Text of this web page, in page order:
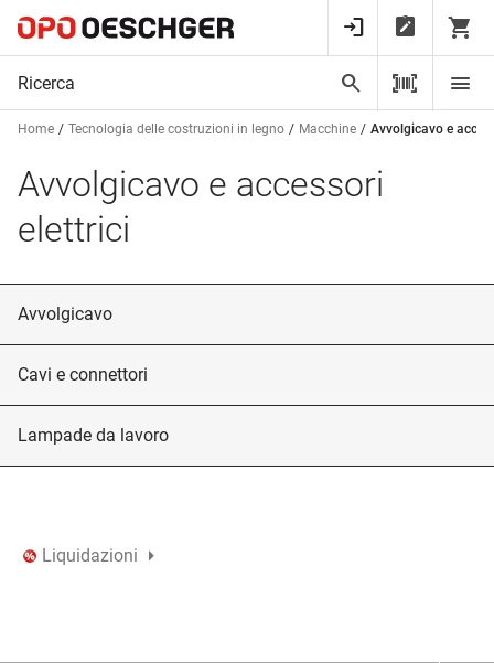
Home Tecnologia delle costruzioni in legno Macchine Avvolgicavo e
Avvolgicavo e accessori
elettrici
Avvolgicavo
Cavi e connettori
Lampade da lavoro
Liquidazioni